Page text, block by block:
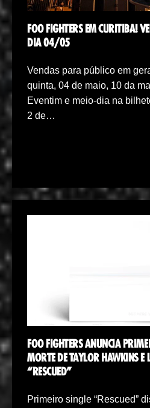
FOO FIGHTERS EM CURITIBA!
DIA 04/05
Vendas para público em
quinta, 04 de maio, 10 da
Eventim e meio-dia na
2 de…
FOO FIGHTERS ANUNCIA
MORTE DE TAYLOR HAWKINS E
“RESCUED”
Primeiro single “Rescued”